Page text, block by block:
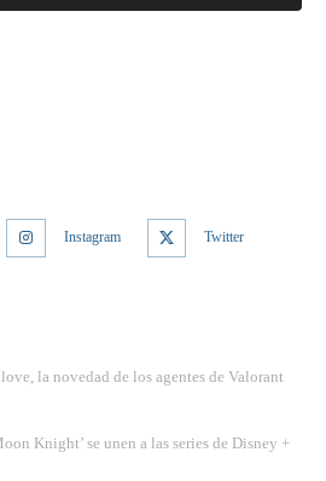
Instagram Twitter
la novedad de los agentes de Valorant
Knight’ se unen a las series de Disney +